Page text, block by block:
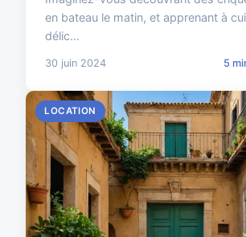
en bateau le matin, et apprenant à
délic...
30 juin 2024 5
LOCATION